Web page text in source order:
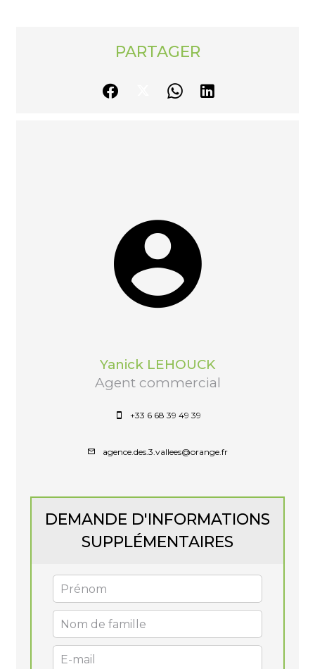
PARTAGER
Yanick LEHOUCK
Agent commercial
+33 6 68 39 49 39
agence.des.3.vallees@orange.fr
DEMANDE D'INFORMATIONS
SUPPLÉMENTAIRES